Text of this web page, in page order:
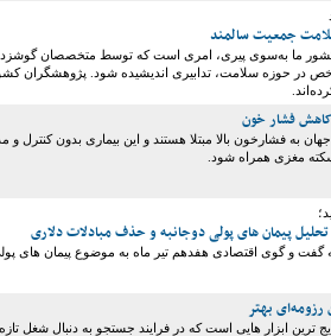
جمعیت سالمند
ما به‌سوی پیری، امری است که توسط متخصصان
در حوزه سلامت، تدابیری اندیشیده شود. پژوهشگران
کاهش فشار خون
به فشارخون بالا مبتلا هستند و این بیماری بدون کنترل
مغزی همراه شود.
پیمان های پولی دوجانبه و حذف مبادلات دلاری
گفت و گوی اقتصادی هفدهم تیر ماه به موضوع پیمان های
ترین ابزار هایی است که در فرایند جستجو به دنبال شغل